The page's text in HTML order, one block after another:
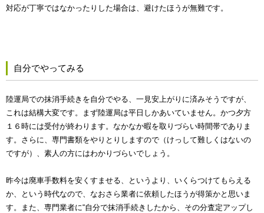
対応が丁寧ではなかったりした場合は、避けたほうが無難です。
自分でやってみる
陸運局での抹消手続きを自分でやる、一見安上がりに済みそうですが、
これは結構大変です。まず陸運局は平日しかあいていません。かつ夕方
１６時には受付が終わります。なかなか暇を取りづらい時間帯でありま
す。さらに、専門書類をやりとりしますので（けっして難しくはないの
ですが）、素人の方にはわかりづらいでしょう。
昨今は廃車手数料を安くすませる、というより、いくらつけてもらえる
か、という時代なので、なおさら業者に依頼したほうが得策かと思いま
す。また、専門業者に“自分で抹消手続きしたから、その分査定アップし